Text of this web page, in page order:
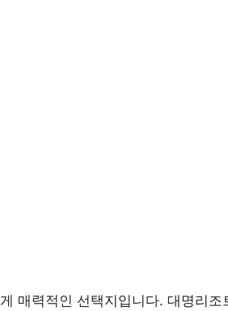
매력적인 선택지입니다. 대명리조